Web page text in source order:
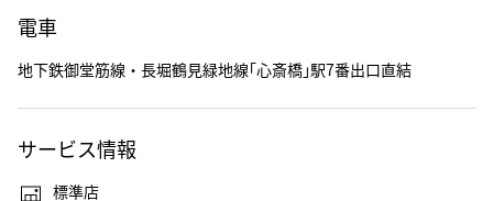
電車
地下鉄御堂筋線・長堀鶴見緑地線｢心斎橋｣駅7番出口直結
サービス情報
標準店